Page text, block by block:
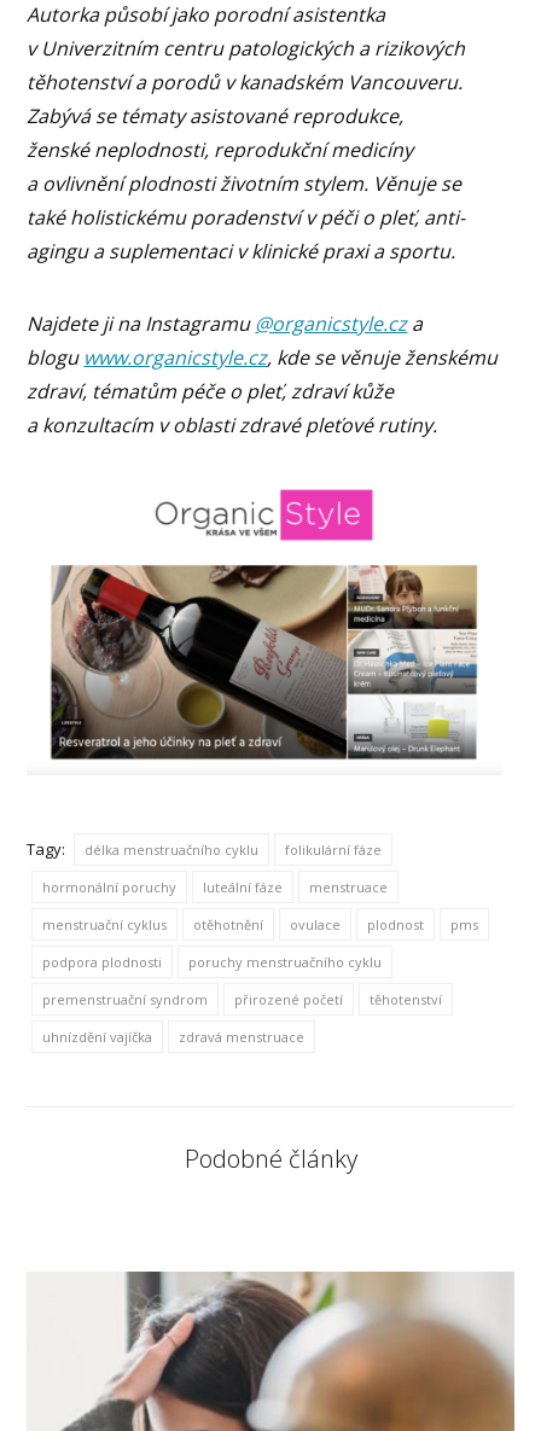
Autorka působí jako porodní asistentka
v Univerzitním centru patologických a rizikových
těhotenství a porodů v kanadském Vancouveru.
Zabýváse tématy asistovanéreprodukce,
ženskéneplodnosti, reprodukčnímedicíny
a ovlivnění plodnosti životním stylem. Věnuje se
takéholistickému poradenství v péči o pleť, anti-
agingu a suplementaci v klinicképraxi a sportu.
Najdete ji na Instagramu@organicstyle.cza
blogu www.organicstyle.cz, kde se věnuje ženskému
zdraví, tématům péče o pleť, zdraví kůže
a konzultacím v oblasti zdravé pleťové rutiny.
Tagy: délka menstruačního cyklu folikulární fáze
hormonální poruchy luteální fáze menstruace
menstruační cyklus otěhotnění ovulace plodnost pms
podpora plodnosti poruchy menstruačního cyklu
premenstruační syndrom přirozené početí těhotenství
uhnízdění vajíčka zdravá menstruace
Podobné články